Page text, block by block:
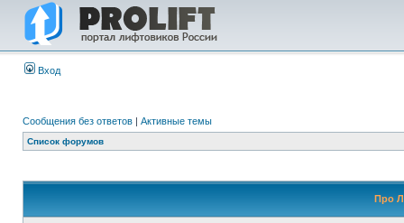
Вход
Сообщения без ответов | Активные темы
Список форумов
Про